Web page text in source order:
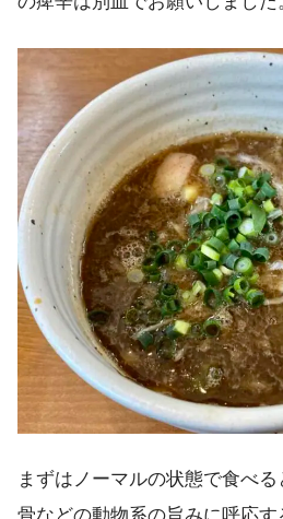
まずはノーマルの状態で食べ